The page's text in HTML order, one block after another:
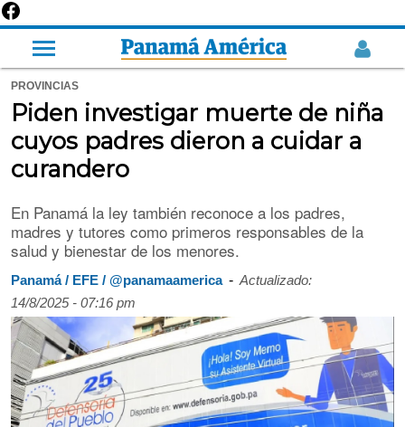
PROVINCIAS
Piden investigar muerte de niña
cuyos padres dieron a cuidar a
curandero
En Panamá la ley también reconoce a los padres,
madres y tutores como primeros responsables de la
salud y bienestar de los menores.
Panamá / EFE / @panamaamerica - Actualizado:
14/8/2025 - 07:16 pm